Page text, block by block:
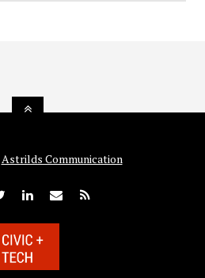
Astrilds Communication